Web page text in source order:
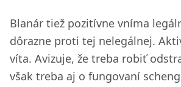
Blanár tiež pozitívne vníma
dôrazne proti tej nelegálnej.
víta. Avizuje, že treba robiť
však treba aj o fungovaní